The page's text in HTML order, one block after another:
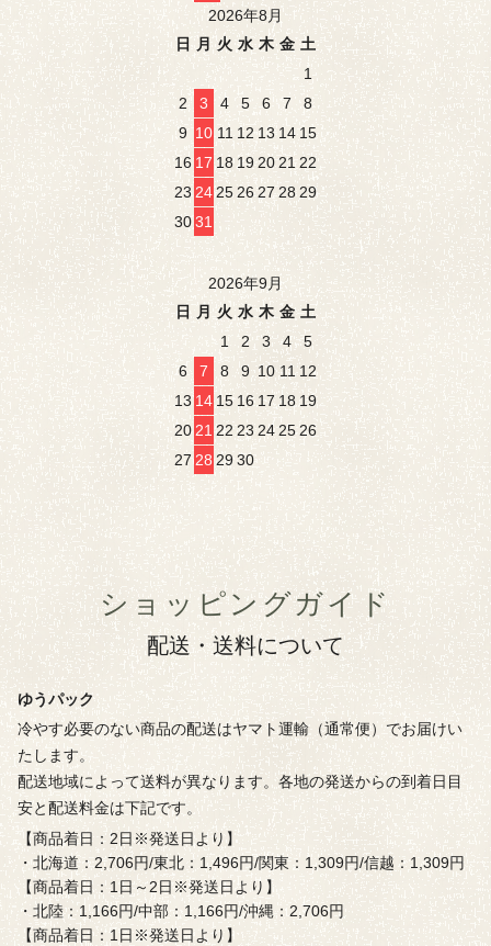
2026年8月
日 月 火 水 木 金 土
1
2
3 4 5 6 7
8
9 10 11 12 13 14 15
16 17 18 19202122
23 2425262728 29
3031
2026年9月
日
月 火 水 木 金 土
1
2 3 4
5
6
7 8 9 10 11 12
13 14 15 16 17 18 19
2021 2223 242526
2728 2930
ショッピングガイド
配送・送料について
ゆうパック
冷やす必要のない商品の配送はヤマト運輸（通常便）でお届けい
たします。
配送地域によって送料が異なります。各地の発送からの到着日目
安と配送料金は下記です。
【商品着日：2日※発送日より】
・北海道：2,706円/東北：1,496円/関東：1,309円/信越：1,309円
【商品着日：1日～2日※発送日より】
・北陸：1,166円/中部：1,166円/沖縄：2,706円
【商品着日：1日※発送日より】